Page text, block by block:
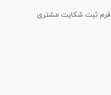
فرم ثبت شکایت مشتری